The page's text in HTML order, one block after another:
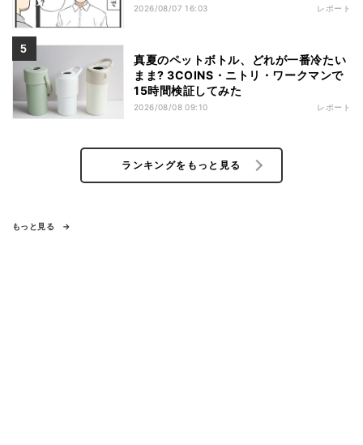
2026/08/07 16:03 レポート
真夏のペットボトル、どれが一番冷たい
まま? 3COINS・ニトリ・ワークマンで
15時間検証してみた
2026/08/08 09:10 レポート
ランキングをもっと見る
もっと見る